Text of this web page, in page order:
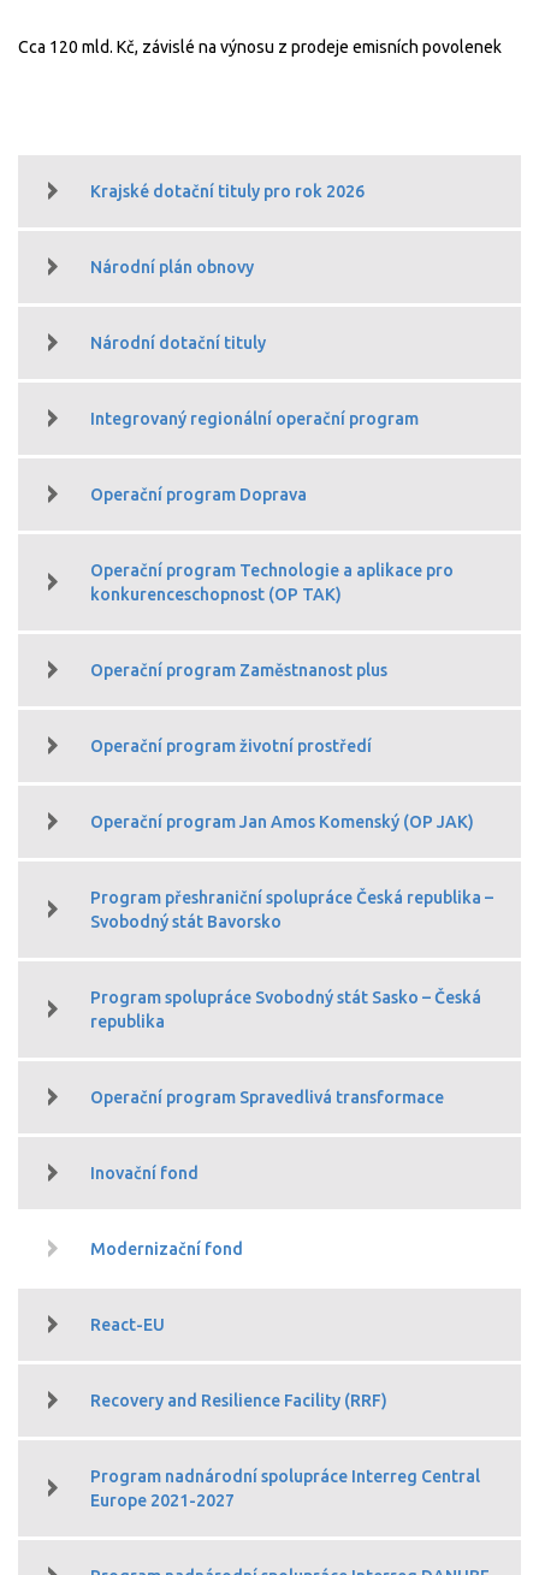
Cca 120 mld. Kč, závislé na výnosu z prodeje emisních povolenek
Krajské dotační tituly pro rok 2026
Národní plán obnovy
Národní dotační tituly
Integrovaný regionální operační program
Operační program Doprava
Operační program Technologie a aplikace pro
konkurenceschopnost (OP TAK)
Operační program Zaměstnanost plus
Operační program životní prostředí
Operační program Jan Amos Komenský (OP JAK)
Program přeshraniční spolupráce Česká republika –
Svobodný stát Bavorsko
Program spolupráce Svobodný stát Sasko – Česká
republika
Operační program Spravedlivá transformace
Inovační fond
Modernizační fond
React-EU
Recovery and Resilience Facility (RRF)
Program nadnárodní spolupráce Interreg Central
Europe 2021-2027